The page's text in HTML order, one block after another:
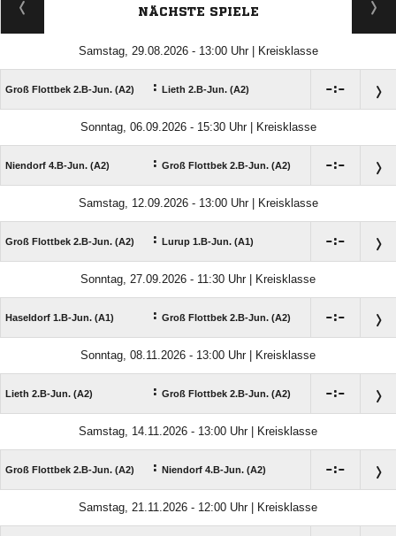
NÄCHSTE SPIELE
Samstag, 29.08.2026 - 13:00 Uhr | Kreisklasse
Groß Flottbek 2.B-Jun. (A2) : Lieth 2.B-Jun. (A2) :
Sonntag, 06.09.2026 - 15:30 Uhr | Kreisklasse
Niendorf 4.B-Jun. (A2) : Groß Flottbek 2.B-Jun. (A2) :
Samstag, 12.09.2026 - 13:00 Uhr | Kreisklasse
Groß Flottbek 2.B-Jun. (A2) : Lurup 1.B-Jun. (A1) :
Sonntag, 27.09.2026 - 11:30 Uhr | Kreisklasse
Haseldorf 1.B-Jun. (A1) : Groß Flottbek 2.B-Jun. (A2) :
Sonntag, 08.11.2026 - 13:00 Uhr | Kreisklasse
Lieth 2.B-Jun. (A2) : Groß Flottbek 2.B-Jun. (A2) :
Samstag, 14.11.2026 - 13:00 Uhr | Kreisklasse
Groß Flottbek 2.B-Jun. (A2) : Niendorf 4.B-Jun. (A2) :
Samstag, 21.11.2026 - 12:00 Uhr | Kreisklasse